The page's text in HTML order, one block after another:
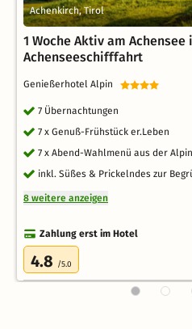
Achenkirch, Tirol
1 Woche Aktiv am Achensee
Achenseeschifffahrt
Genießerhotel Alpin
7 Übernachtungen
7 x Genuß-Frühstück er.Leben
7 x Abend-Wahlmenü aus der
inkl. Süßes & Prickelndes zur
8 weitere anzeigen
Zahlung erst im Hotel
4.8 /5.0